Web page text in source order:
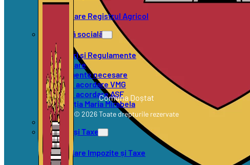
Formulare Registrul Agricol
Asistență socială
Hotărâri și Regulamente
Formulare
Documente necesare
Criterii acordare VMG
Criterii acordare ASF
Asociația Maria Mirabela
SVSU
Impozite și Taxe
Formulare Impozite și Taxe
Comuna Doștat
© 2026 Toate drepturile rezervate